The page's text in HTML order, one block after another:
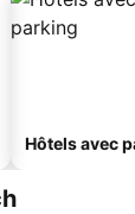
Hôtels avec